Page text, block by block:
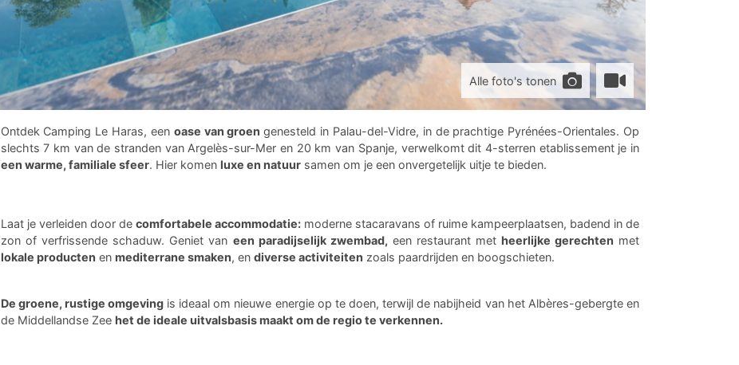
Alle foto's tonen
Ontdek Camping Le Haras, een oase van groengenesteld in Palau-del-Vidre, in de prachtige Pyrénées-Orientales. Op
slechts 7 km van de stranden van Argelès-sur-Mer en 20 km van Spanje, verwelkomt dit 4-sterren etablissement je in
een warme, familiale sfeer. Hier komen luxe en natuursamen om je een onvergetelijk uitje te bieden.
Laat je verleiden door de comfortabele accommodatie:moderne stacaravans of ruime kampeerplaatsen, badend in de
zon of verfrissende schaduw. Geniet van een paradijselijk zwembad, een restaurant met heerlijke gerechten met
lokale producten en mediterrane smaken, en diverse activiteiten zoals paardrijden en boogschieten.
De groene, rustige omgevingis ideaal om nieuwe energie op te doen, terwijl de nabijheid van het Albères-gebergte en
de Middellandse Zee het de ideale uitvalsbasis maakt om de regio te verkennen.